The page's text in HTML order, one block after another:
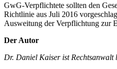
GwG-Verpflichtete sollten den
Richtlinie aus Juli 2016
Ausweitung der Verpflichtung zur
Der Autor
Dr. Daniel Kaiser ist Rechtsanwalt